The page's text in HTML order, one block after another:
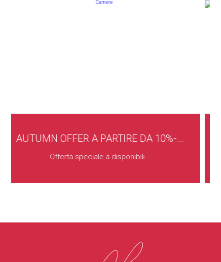
TARIFFA FLESSIBILE - MEZZA PEN...
Tariffa per camera, compresa d...